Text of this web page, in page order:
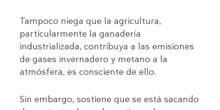
Tampoco niega que la agricultura,
particularmente la ganadería
industrializada, contribuya a las emisiones
de gases invernadero y metano a la
atmósfera, es consciente de ello.
Sin embargo, sostiene que se está sacando